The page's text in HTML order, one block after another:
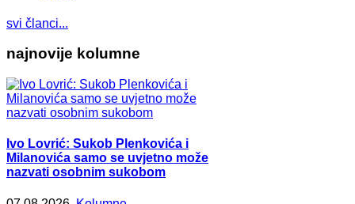
svi članci...
najnovije kolumne
Ivo Lovrić: Sukob Plenkovića i
Milanovića samo se uvjetno može
nazvati osobnim sukobom